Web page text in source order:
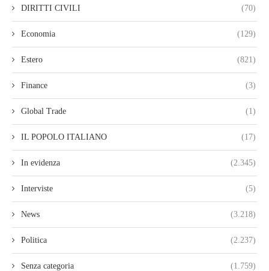
DIRITTI CIVILI (70)
Economia (129)
Estero (821)
Finance (3)
Global Trade (1)
IL POPOLO ITALIANO (17)
In evidenza (2.345)
Interviste (5)
News (3.218)
Politica (2.237)
Senza categoria (1.759)